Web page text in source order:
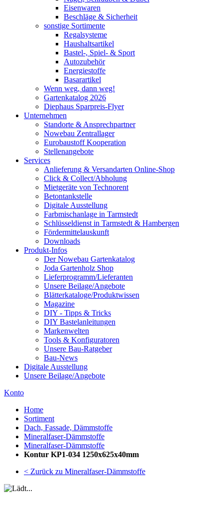
Eisenwaren
Beschläge & Sicherheit
sonstige Sortimente
Regalsysteme
Haushaltsartikel
Bastel-, Spiel- & Sport
Autozubehör
Energiestoffe
Basarartikel
Wenn weg, dann weg!
Gartenkatalog 2026
Diephaus Sparpreis-Flyer
Unternehmen
Standorte & Ansprechpartner
Nowebau Zentrallager
Eurobaustoff Kooperation
Stellenangebote
Services
Anlieferung & Versandarten Online-Shop
Click & Collect/Abholung
Mietgeräte von Technorent
Betontankstelle
Digitale Ausstellung
Farbmischanlage in Tarmstedt
Schlüsseldienst in Tarmstedt & Hambergen
Fördermittelauskunft
Downloads
Produkt-Infos
Der Nowebau Gartenkatalog
Joda Gartenholz Shop
Lieferprogramm/Lieferanten
Unsere Beilage/Angebote
Blätterkataloge/Produktwissen
Magazine
DIY - Tipps & Tricks
DIY Bastelanleitungen
Markenwelten
Tools & Konfiguratoren
Unsere Bau-Ratgeber
Bau-News
Digitale Ausstellung
Unsere Beilage/Angebote
Konto
Home
Sortiment
Dach, Fassade, Dämmstoffe
Mineralfaser-Dämmstoffe
Mineralfaser-Dämmstoffe
Kontur KP1-034 1250x625x40mm
< Zurück zu Mineralfaser-Dämmstoffe